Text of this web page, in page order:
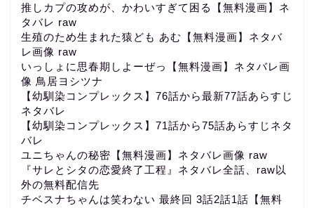
推しカプの攻めが、かわいすぎて困る【無料漫画】ネ
タバレ raw
生殖のため生まれた猿ども あむ【無料漫画】ネタバ
レ画像 raw
いっしょに思春期しよーぜっ【無料漫画】ネタバレ画
像 鳥居ヨシツナ
【幼馴染コンプレックス】76話から最新77話あらすじ
ネタバレ
【幼馴染コンプレックス】71話から75話あらすじネタ
バレ
ユニちゃんの秘密【無料漫画】ネタバレ画像 raw
『サレとシタの恋愛終了工程』ネタバレ全話、raw以
外の無料配信先
チベスナちゃんは笑わない 最終回 3話2話1話【無料